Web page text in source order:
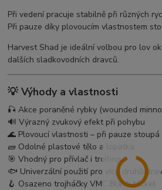
Při vedení pracuje stabilně při různých
Při pauze díky plovoucím vlastnostem
Harvest Shad je ideální volbou pro lov
dalších sladkovodních dravců.
💡 Výhody a vlastnosti
🎣 Akce poraněné rybky (wounded
🔊 Výrazný zvukový efekt při pohybu
🌊 Plovoucí vlastnosti – při pauze stoupá
🧱 Odolné plastové tělo a lopatka
🎯 Vhodný pro přívlač i trolling
🐟 Univerzální použití pro více druhů
🪝 Osazeno trojháčky VMC Black Nickel